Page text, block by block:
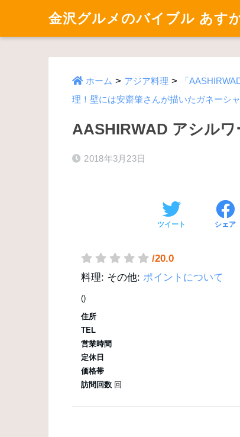
金沢グルメのバイブル あす
ホーム > アジア料理 >
「
理！壁には安齋肇さんが描いたガネーシ
AASHIRWAD アシルワ
2018年3月23日
ツイート シェア
/20.0
料理: その他: ポイントについて
()
住所
TEL
営業時間
定休日
価格帯
訪問回数 回